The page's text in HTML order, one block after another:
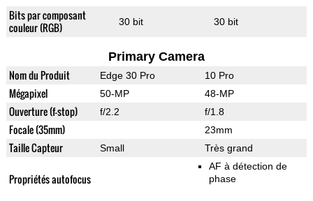
Bits par composant
couleur (RGB)
30 bit 30 bit
Primary Camera
Nom du Produit Edge 30 Pro 10 Pro
Mégapixel 50-MP 48-MP
Ouverture (f-stop) f/2.2 f/1.8
Focale (35mm) 23mm
Taille Capteur Small Très grand
Propriétés autofocus
AF à détection de
phase